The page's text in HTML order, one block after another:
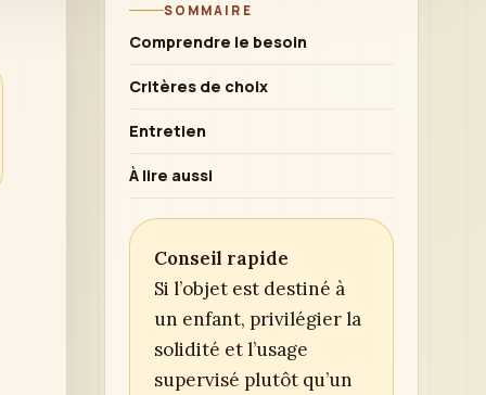
SOMMAIRE
Comprendre le besoin
Critères de choix
Entretien
À lire aussi
Conseil rapide
Si l’objet est destiné à
un enfant, privilégier la
solidité et l’usage
supervisé plutôt qu’un